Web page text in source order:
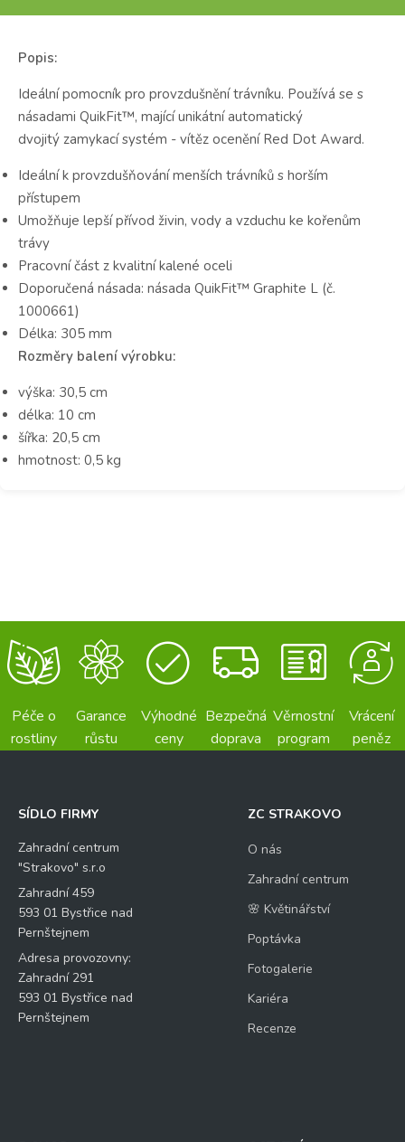
Popis:
Ideální pomocník pro provzdušnění trávníku. Používá se s
násadami QuikFit™, mající unikátní automatický
dvojitý zamykací systém - vítěz ocenění Red Dot Award.
Ideální k provzdušňování menších trávníků s horším
přístupem
Umožňuje lepší přívod živin, vody a vzduchu ke kořenům
trávy
Pracovní část z kvalitní kalené oceli
Doporučená násada: násada QuikFit™ Graphite L (č.
1000661)
Délka: 305 mm
Rozměry balení výrobku:
výška: 30,5 cm
délka: 10 cm
šířka: 20,5 cm
hmotnost: 0,5 kg
Péče o
rostliny
Garance
růstu
Výhodné
ceny
Bezpečná
doprava
Věrnostní
program
Vrácení
peněz
SÍDLO FIRMY
Zahradní centrum
"Strakovo" s.r.o
Zahradní 459
593 01 Bystřice nad
Pernštejnem
Adresa provozovny:
Zahradní 291
593 01 Bystřice nad
Pernštejnem
ZC STRAKOVO
O nás
Zahradní centrum
🌸 Květinářství
Poptávka
Fotogalerie
Kariéra
Recenze